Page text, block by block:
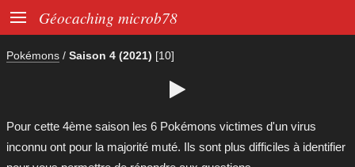
 Géocaching microb78
Pokémons / Saison 4 (2021) [10]

Pour cette 4ème saison les 6 Pokémons victimes d'un virus
inconnu ont pour la majorité muté. Ils sont plus difficiles à identifier